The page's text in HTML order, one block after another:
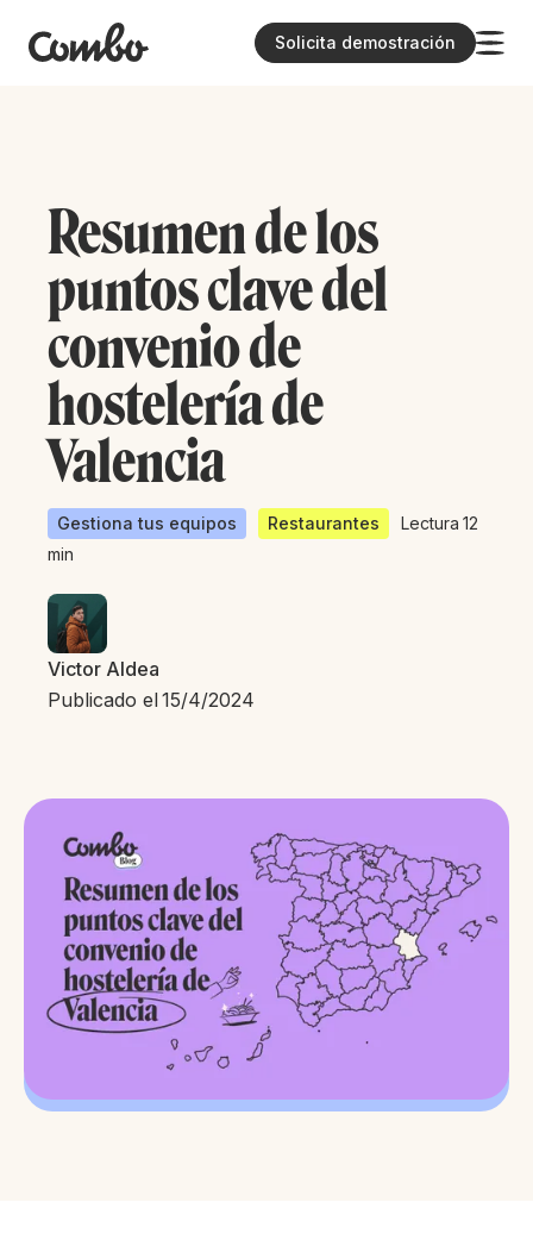
Solicita demostración
Resumen de los
puntos clave del
convenio de
hostelería de
Valencia
Gestiona tus equipos Restaurantes Lectura 12
min
Victor Aldea
Publicado el15/4/2024